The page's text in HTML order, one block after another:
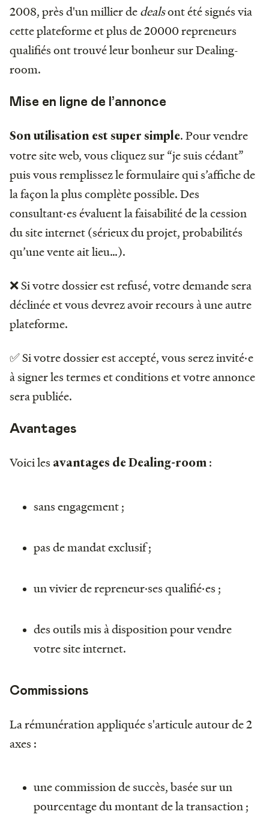
2008, près d'un millier dedealsont été signés via
cette plateforme et plus de 20000 repreneurs
qualifiés ont trouvé leur bonheur sur Dealing-
room.
Mise en ligne de l’annonce
Son utilisation est super simple. Pour vendre
votre site web, vous cliquez sur “je suis cédant”
puis vous remplissez le formulaire qui s’affiche de
la façon la plus complète possible. Des
consultant·es évaluent la faisabilité de la cession
du site internet (sérieux du projet, probabilités
qu’une vente ait lieu…).
❌ Si votre dossier est refusé, votre demande sera
déclinée et vous devrez avoir recours à une autre
plateforme.
✅ Si votre dossier est accepté, vous serez invité·e
à signer les termes et conditions et votre annonce
sera publiée.
Avantages
Voici les avantages de Dealing-room :
sans engagement ;
pas de mandat exclusif ;
un vivier de repreneur·ses qualifié·es ;
des outils mis à disposition pour vendre
votre site internet.
Commissions
La rémunération appliquée s'articule autour de 2
axes :
une commission de succès, basée sur un
pourcentage du montant de la transaction ;